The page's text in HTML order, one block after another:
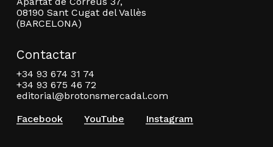
08190 Sant Cugat del Vallès
(BARCELONA)
Contactar
+34 93 674 31 74
+34 93 675 46 72
editorial@brotonsmercadal.com
Facebook
YouTube Instagram